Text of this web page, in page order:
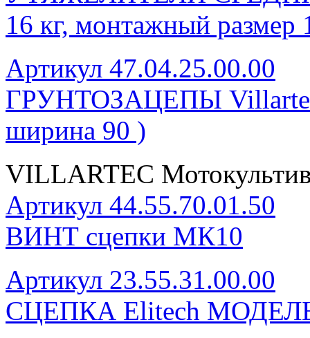
16 кг, монтажный размер
Артикул 47.04.25.00.00
ГРУНТОЗАЦЕПЫ Villartec
ширина 90 )
VILLARTEC
Артикул 44.55.70.01.50
ВИНТ сцепки МК10
Артикул 23.55.31.00.00
СЦЕПКА Elitech